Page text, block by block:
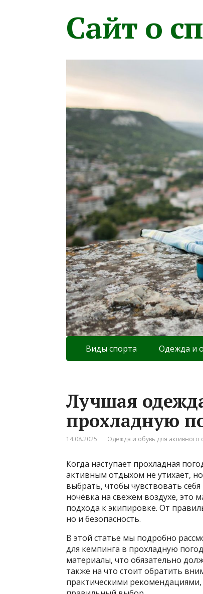
Сайт о
Виды спорта Одежда и
Лучшая
прохладную
14.08.2025 Одежда и обувь для активного
Когда наступает прохладная
активным отдыхом не утихает,
выбрать, чтобы чувствовать
ночёвка на свежем воздухе, это
подхода к экипировке. От
но и безопасность.
В этой статье мы подробно
для кемпинга в прохладную
материалы, что обязательно
также на что стоит обратить
практическими